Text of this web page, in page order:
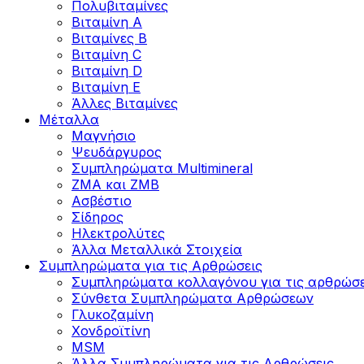
Πολυβιταμίνες
Βιταμίνη Α
Βιταμίνες Β
Βιταμίνη C
Βιταμίνη D
Βιταμίνη Ε
Άλλες Βιταμίνες
Μέταλλα
Μαγνήσιο
Ψευδάργυρος
Συμπληρώματα Multimineral
ZMA και ZMB
Ασβέστιο
Σίδηρος
Ηλεκτρολύτες
Άλλα Mεταλλικά Στοιχεία
Συμπληρώματα για τις Αρθρώσεις
Συμπληρώματα κολλαγόνου για τις
Σύνθετα Συμπληρώματα Αρθρώσεων
Γλυκοζαμίνη
Χονδροϊτίνη
MSM